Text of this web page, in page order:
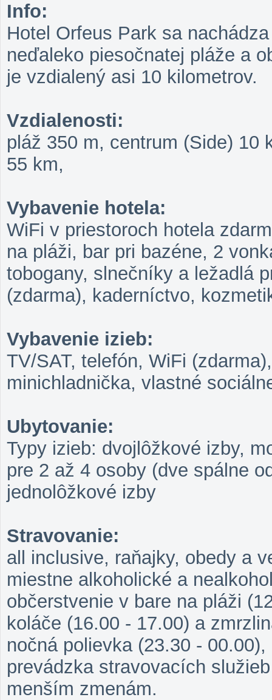
Info:
Hotel Orfeus Park sa
neďaleko piesočnatej pláže a
je vzdialený asi 10 kilometrov.
Vzdialenosti:
pláž 350 m, centrum (Side) 10
55 km,
Vybavenie hotela:
WiFi v priestoroch hotela
na pláži, bar pri bazéne, 2
tobogany, slnečníky a ležadlá
(zdarma), kaderníctvo,
Vybavenie izieb:
TV/SAT, telefón, WiFi
minichladnička, vlastné
Ubytovanie:
Typy izieb: dvojlôžkové izby,
pre 2 až 4 osoby (dve spálne
jednolôžkové izby
Stravovanie:
all inclusive, raňajky, obedy a
miestne alkoholické a
občerstvenie v bare na pláži
koláče (16.00 - 17.00) a
nočná polievka (23.30 -
prevádzka stravovacích
menším zmenám.